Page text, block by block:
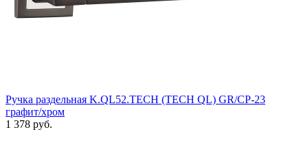
Ручка раздельная K.QL52.TECH (TECH QL) GR/CP-23
графит/хром
1 378 руб.